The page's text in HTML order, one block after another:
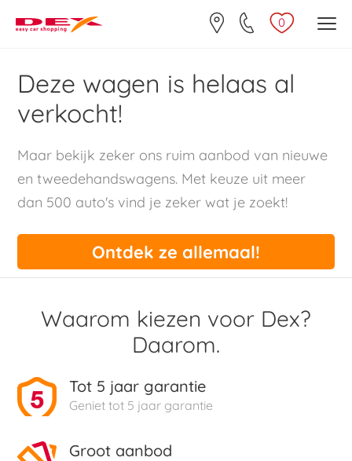
0
Deze wagen is helaas al
verkocht!
Maar bekijk zeker ons ruim aanbod van nieuwe
en tweedehandswagens. Met keuze uit meer
dan 500 auto's vind je zeker wat je zoekt!
Ontdek ze allemaal!
Waarom kiezen voor Dex?
Daarom.
Tot 5 jaar garantie
Geniet tot 5 jaar garantie
Groot aanbod